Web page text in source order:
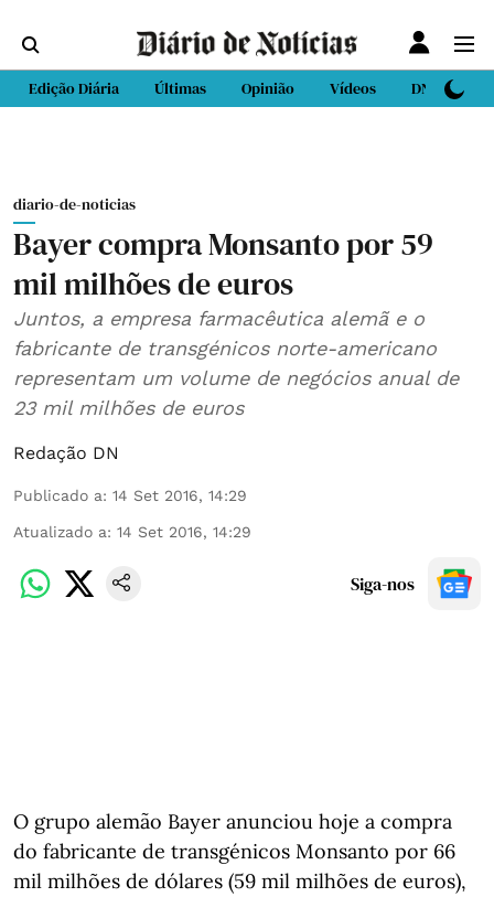
Edição Diária Últimas Opinião Vídeos DN Sport
diario-de-noticias
Bayer compra Monsanto por 59
mil milhões de euros
Juntos, a empresa farmacêutica alemã e o
fabricante de transgénicos norte-americano
representam um volume de negócios anual de
23 mil milhões de euros
Redação DN
Publicado a: 14 Set 2016, 14:29
Atualizado a: 14 Set 2016, 14:29
Siga-nos
O grupo alemão Bayer anunciou hoje a compra
do fabricante de transgénicos Monsanto por 66
mil milhões de dólares (59 mil milhões de euros),